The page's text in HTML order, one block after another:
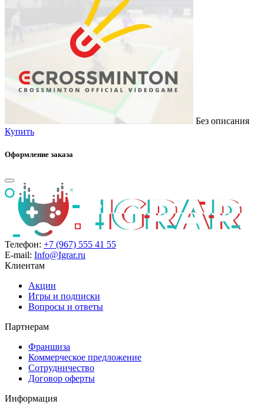
Без описания
Купить
Оформление заказа
Телефон: +7 (967) 555 41 55
E-mail: Info@Igrar.ru
Клиентам
Акции
Игры и подписки
Вопросы и ответы
Партнерам
Франшиза
Коммерческое предложение
Сотрудничество
Договор оферты
Информация